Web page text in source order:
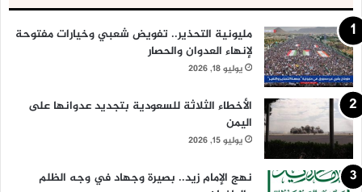
مليونية التحذير.. تفويض شعبي وخيارات مفتوحة
لإنهاء العدوان والحصار
يوليو 18, 2026
الأخطاء الثلاثة للسعودية بتجديد عدوانها على
اليمن
يوليو 15, 2026
نهج الإمام زيد.. بصيرة وجهاد في وجه الظلم